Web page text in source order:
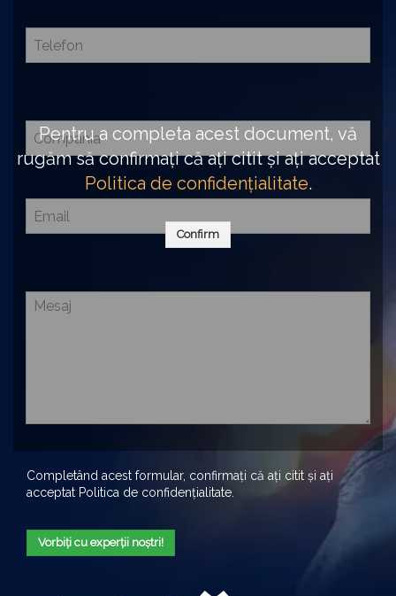
Pentru a completa acest document, vă
rugăm să confirmați că ați citit și ați acceptat
Politica de confidențialitate.
Confirm
Completând acest formular, confirmați că ați citit și ați
acceptat Politica de confidențialitate.
Vorbiți cu experții noștri!